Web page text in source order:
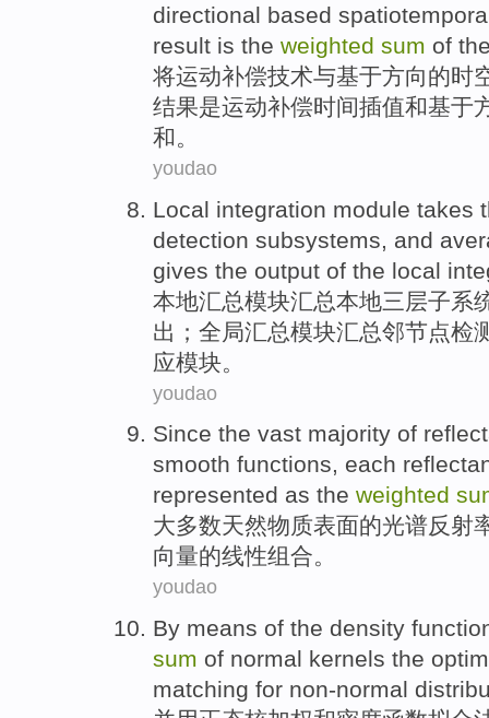
directional based
result is the weighted sum of
将运动补偿技术与基于方向的时
结果是运动补偿时间插值和基于
和。
youdao
Local integration module takes
detection subsystems and
gives the output of the local
本地汇总模块汇总本地三 层子系
出 ；全局汇总模块汇总邻节点
应模块。
youdao
Since the vast majority of
smooth functions, each
represented as the weighted
大多数天然物质表面的光谱反射
向量的线性组合。
youdao
By means of the density
sum of normal kernels the
matching for non-normal